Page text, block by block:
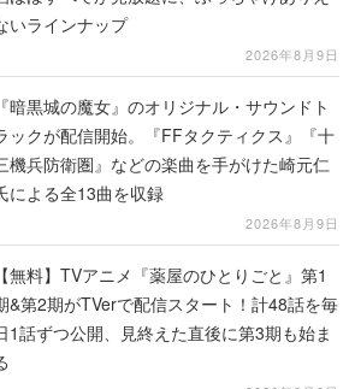
いラインナップ
2026年8月9日
『暗黒城の魔女』のオリジナル・サウンドト
ックが配信開始。『FFタクティクス』『十
機兵防衛圏』などの楽曲を手がけた崎元仁
による全13曲を収録
2026年8月9日
【無料】TVアニメ『薬屋のひとりごと』第1
&第2期がTVerで配信スタート！計48話を毎
1話ずつ公開、見終えた直後に第3期も始ま